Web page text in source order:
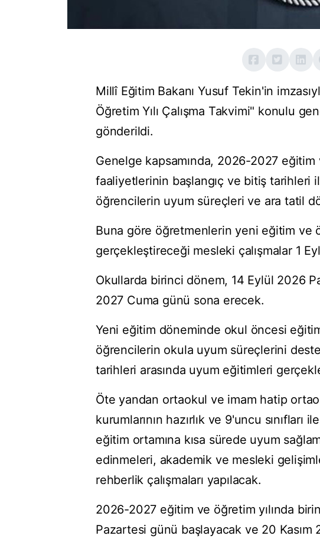
Millî Eğitim Bakanı Yusuf Tekin'in
Öğretim Yılı Çalışma Takvimi" konulu
gönderildi.
Genelge kapsamında, 2026-2027 eğitim
faaliyetlerinin başlangıç ve bitiş tarihleri
öğrencilerin uyum süreçleri ve ara tatil
Buna göre öğretmenlerin yeni eğitim ve
gerçekleştireceği mesleki çalışmalar 1
Okullarda birinci dönem, 14 Eylül 2026
2027 Cuma günü sona erecek.
Yeni eğitim döneminde okul öncesi
öğrencilerin okula uyum süreçlerini
tarihleri arasında uyum eğitimleri
Öte yandan ortaokul ve imam hatip
kurumlarının hazırlık ve 9'uncu
eğitim ortamına kısa sürede uyum
edinmeleri, akademik ve mesleki
rehberlik çalışmaları yapılacak.
2026-2027 eğitim ve öğretim yılında
Pazartesi günü başlayacak ve 20